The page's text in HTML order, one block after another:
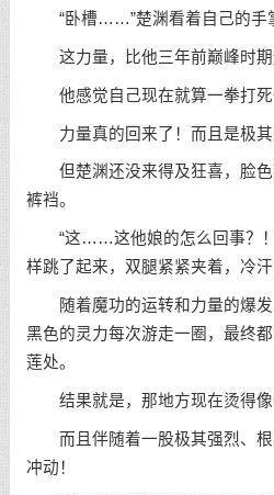
“卧槽……”楚渊看着自己的手掌
这力量，比他三年前巅峰时期
他感觉自己现在就算一拳打死
力量真的回来了！而且是极其
但楚渊还没来得及狂喜，脸色
裤裆。
“这……这他娘的怎么回事？！
样跳了起来，双腿紧紧夹着，冷汗
随着魔功的运转和力量的爆发
黑色的灵力每次游走一圈，最终
莲处。
结果就是，那地方现在烫得像
而且伴随着一股极其强烈、根
冲动！